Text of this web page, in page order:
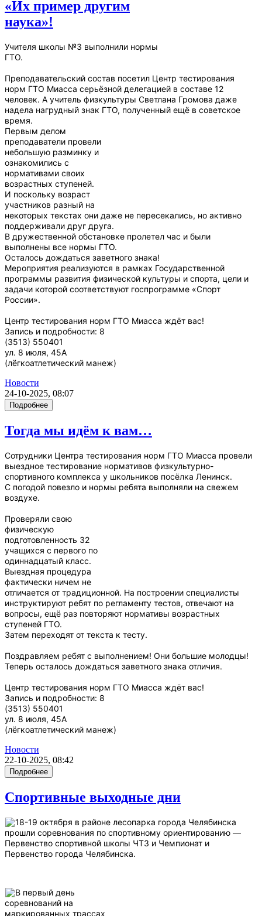
«Их пример другим
наука»!
Учителя школы №3 выполнили нормы
ГТО.
Преподавательский состав посетил Центр тестирования
норм ГТО Миасса серьёзной делегацией в составе 12
человек. А учитель физкультуры Светлана Громова даже
надела нагрудный знак ГТО, полученный ещё в советское
время.
Первым делом
преподаватели провели
небольшую разминку и
ознакомились с
нормативами своих
возрастных ступеней.
И поскольку возраст
участников разный на
некоторых текстах они даже не пересекались, но активно
поддерживали друг друга.
В дружественной обстановке пролетел час и были
выполнены все нормы ГТО.
Осталось дождаться заветного знака!
Мероприятия реализуются в рамках Государственной
программы развития физической культуры и спорта, цели и
задачи которой соответствуют госпрограмме «Спорт
России».
Центр тестирования норм ГТО Миасса ждёт вас!
Запись и подробности: 8
(3513) 550401
ул. 8 июля, 45А
(лёгкоатлетический манеж)
Новости
24-10-2025, 08:07
Подробнее
Тогда мы идём к вам…
Сотрудники Центра тестирования норм ГТО Миасса провели
выездное тестирование нормативов физкультурно-
спортивного комплекса у школьников посёлка Ленинск.
С погодой повезло и нормы ребята выполняли на свежем
воздухе.
Проверяли свою
физическую
подготовленность 32
учащихся с первого по
одиннадцатый класс.
Выездная процедура
фактически ничем не
отличается от традиционной. На построении специалисты
инструктируют ребят по регламенту тестов, отвечают на
вопросы, ещё раз повторяют нормативы возрастных
ступеней ГТО.
Затем переходят от текста к тесту.
Поздравляем ребят с выполнением! Они большие молодцы!
Теперь осталось дождаться заветного знака отличия.
Центр тестирования норм ГТО Миасса ждёт вас!
Запись и подробности: 8
(3513) 550401
ул. 8 июля, 45А
(лёгкоатлетический манеж)
Новости
22-10-2025, 08:42
Подробнее
Спортивные выходные дни
18-19 октября в районе лесопарка города Челябинска
прошли соревнования по спортивному ориентированию —
Первенство спортивной школы ЧТЗ и Чемпионат и
Первенство города Челябинска.
В первый день
соревнований на
маркированных трассах